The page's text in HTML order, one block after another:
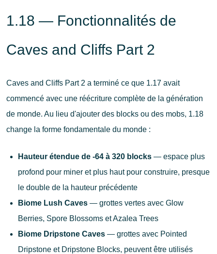
1.18 — Fonctionnalités de
Caves and Cliffs Part 2
Caves and Cliffs Part 2 a terminé ce que 1.17 avait
commencé avec une réécriture complète de la génération
de monde. Au lieu d'ajouter des blocks ou des mobs, 1.18
change la forme fondamentale du monde :
Hauteur étendue de -64 à 320 blocks— espace plus
profond pour miner et plus haut pour construire, presque
le double de la hauteur précédente
Biome Lush Caves— grottes vertes avec Glow
Berries, Spore Blossoms et Azalea Trees
Biome Dripstone Caves— grottes avec Pointed
Dripstone et Dripstone Blocks, peuvent être utilisés